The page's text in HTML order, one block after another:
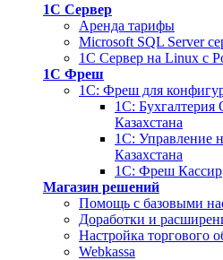
1С Сервер
Аренда тарифы
Microsoft SQL Server
1С Сервер на Linux c
1С Фреш
1С: Фреш для
1С:
Казахстана
1С: Управление
Казахстана
1С: Фреш Кассир
Магазин решений
Помощь с базовыми
Доработки и
Настройка торгового
Webkassa